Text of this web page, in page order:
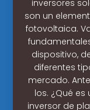
inversores
son un
fotovoltaica.
dispositivo,
diferentes
mercado.
los. ¿Qué
inversor de